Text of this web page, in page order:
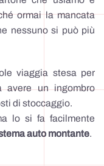
ormai la mancata
nessuno si può più
viaggia stesa per
avere un ingombro
di stoccaggio.
lo si fa facilmente
auto montante.